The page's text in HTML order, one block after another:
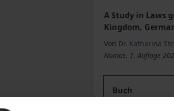
A Study in Laws
Kingdom,
Von Dr. Katharina
Nomos, 1. Auflage
Buch